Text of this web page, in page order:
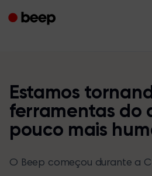
Estamos
ferramentas do
pouco mais
O Beep começou durante a